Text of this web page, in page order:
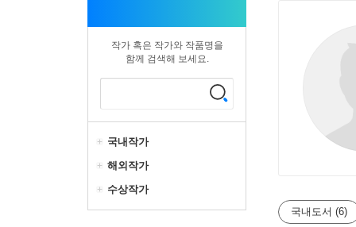
작가 혹은 작가와 작품명을
함께 검색해 보세요.
국내작가
해외작가
수상작가
국내도서 (6)